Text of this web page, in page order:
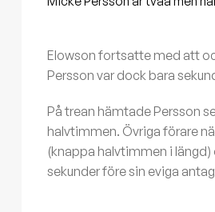
Elowson fortsatte med att
Persson var dock bara
På trean hämtade Persson
halvtimmen. Övriga förare
(knappa halvtimmen i
sekunder före sin eviga